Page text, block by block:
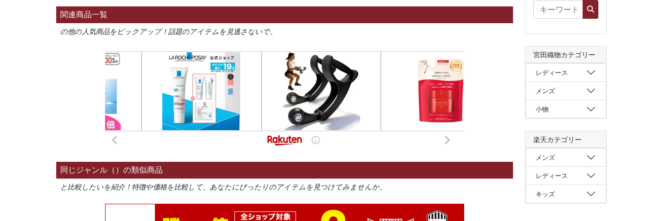
関連商品一覧
の他の人気商品をピックアップ！話題のアイテムを見逃さないで。
同じジャンル（）の類似商品
と比較したいを紹介！特徴や価格を比較して、あなたにぴったりのアイテムを見つけてみませんか。
宮田織物カテゴリー
レディース
メンズ
小物
楽天カテゴリー
メンズ
レディース
キッズ